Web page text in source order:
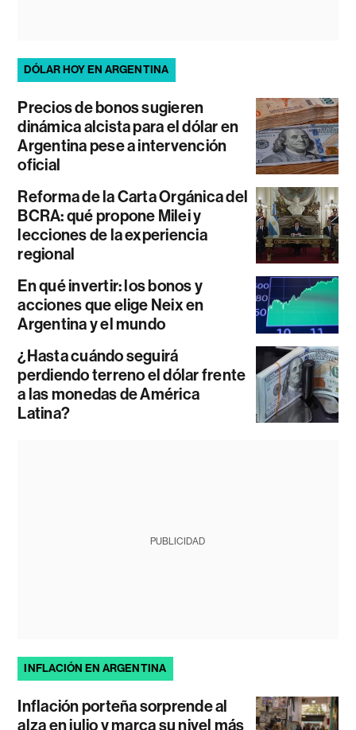
DÓLAR HOY EN ARGENTINA
Precios de bonos sugieren
dinámica alcista para el dólar en
Argentina pese a intervención
oficial
Reforma de la Carta Orgánica del
BCRA: qué propone Milei y
lecciones de la experiencia
regional
En qué invertir: los bonos y
acciones que elige Neix en
Argentina y el mundo
¿Hasta cuándo seguirá
perdiendo terreno el dólar frente
a las monedas de América
Latina?
PUBLICIDAD
INFLACIÓN EN ARGENTINA
Inflación porteña sorprende al
alza en julio y marca su nivel más